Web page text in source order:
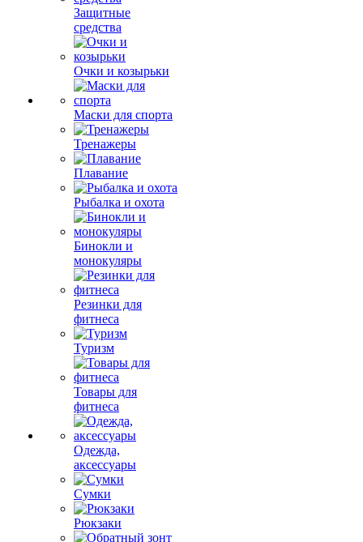
Защитные
средства
Очки и козырьки
Маски для спорта
Тренажеры
Плавание
Рыбалка и охота
Бинокли и
монокуляры
Резинки для
фитнеса
Туризм
Товары для
фитнеса
Одежда,
аксессуары
Сумки
Рюкзаки